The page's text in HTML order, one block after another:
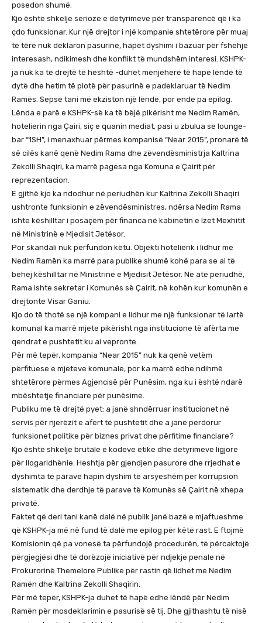
posedon shumë.
Kjo është shkelje serioze e detyrimeve për transparencë që i ka
çdo funksionar. Kur një drejtor i një kompanie shtetërore për muaj
të tërë nuk deklaron pasurinë, hapet dyshimi i bazuar për fshehje
interesash, ndikimesh dhe konflikt të mundshëm interesi. KSHPK-
ja nuk ka të drejtë të heshtë -duhet menjëherë të hapë lëndë të
dytë dhe hetim të plotë për pasurinë e padeklaruar të Nedim
Ramës. Sepse tani më ekziston një lëndë, por ende pa epilog.
Lënda e parë e KSHPK-së ka të bëjë pikërisht me Nedim Ramën,
hotelierin nga Çairi, siç e quanin mediat, pasi u zbulua se lounge-
bar “1SH”, i menaxhuar përmes kompanisë “Near 2015”, pronarë të
së cilës kanë qenë Nedim Rama dhe zëvendësministrja Kaltrina
Zekolli Shaqiri, ka marrë pagesa nga Komuna e Çairit për
reprezentacion.
E gjithë kjo ka ndodhur në periudhën kur Kaltrina Zekolli Shaqiri
ushtronte funksionin e zëvendësministres, ndërsa Nedim Rama
ishte këshilltar i posaçëm për financa në kabinetin e Izet Mexhitit
në Ministrinë e Mjedisit Jetësor.
Por skandali nuk përfundon këtu. Objekti hotelierik i lidhur me
Nedim Ramën ka marrë para publike shumë kohë para se ai të
bëhej këshilltar në Ministrinë e Mjedisit Jetësor. Në atë periudhë,
Rama ishte sekretar i Komunës së Çairit, në kohën kur komunën e
drejtonte Visar Ganiu.
Kjo do të thotë se një kompani e lidhur me një funksionar të lartë
komunal ka marrë mjete pikërisht nga institucione të afërta me
qendrat e pushtetit ku ai vepronte.
Për më tepër, kompania “Near 2015” nuk ka qenë vetëm
përfituese e mjeteve komunale, por ka marrë edhe ndihmë
shtetërore përmes Agjencisë për Punësim, nga ku i është ndarë
mbështetje financiare për punësime.
Publiku me të drejtë pyet: a janë shndërruar institucionet në
servis për njerëzit e afërt të pushtetit dhe a janë përdorur
funksionet politike për biznes privat dhe përfitime financiare?
Kjo është shkelje brutale e kodeve etike dhe detyrimeve ligjore
për llogaridhënie. Heshtja për gjendjen pasurore dhe rrjedhat e
dyshimta të parave hapin dyshim të arsyeshëm për korrupsion
sistematik dhe derdhje të parave të Komunës së Çairit në xhepa
privatë.
Faktet që deri tani kanë dalë në publik janë bazë e mjaftueshme
që KSHPK-ja më në fund të dalë me epilog për këtë rast. E ftojmë
Komisionin që pa vonesë ta përfundojë procedurën, të përcaktojë
përgjegjësi dhe të dorëzojë iniciativë për ndjekje penale në
Prokurorinë Themelore Publike për rastin që lidhet me Nedim
Ramën dhe Kaltrina Zekolli Shaqirin.
Për më tepër, KSHPK-ja duhet të hapë edhe lëndë për Nedim
Ramën për mosdeklarimin e pasurisë së tij. Dhe gjithashtu të nisë